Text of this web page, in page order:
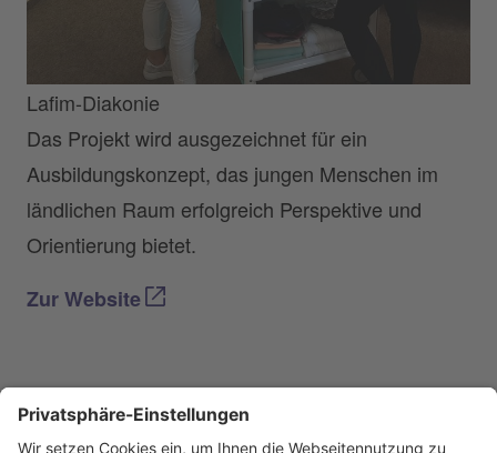
Lafim-Diakonie
Das Projekt wird ausgezeichnet für ein
Ausbildungskonzept, das jungen Menschen im
ländlichen Raum erfolgreich Perspektive und
Orientierung bietet.
Zur Website
Auszeichnungen 2023